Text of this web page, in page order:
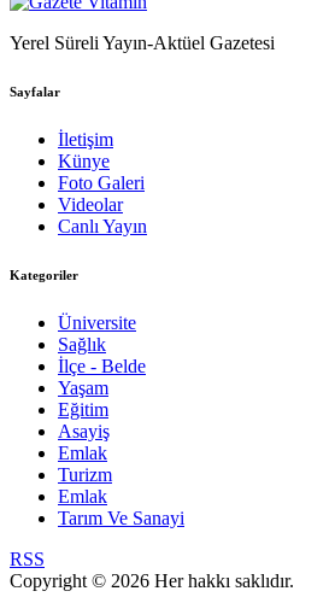
Yerel Süreli Yayın-Aktüel Gazetesi
Sayfalar
İletişim
Künye
Foto Galeri
Videolar
Canlı Yayın
Kategoriler
Üniversite
Sağlık
İlçe - Belde
Yaşam
Eğitim
Asayiş
Emlak
Turizm
Emlak
Tarım Ve Sanayi
RSS
Copyright © 2026 Her hakkı saklıdır.